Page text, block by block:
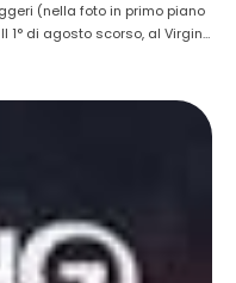
(nella foto in primo piano
1° di agosto scorso, al Virgin
di San Mateo Atenco,